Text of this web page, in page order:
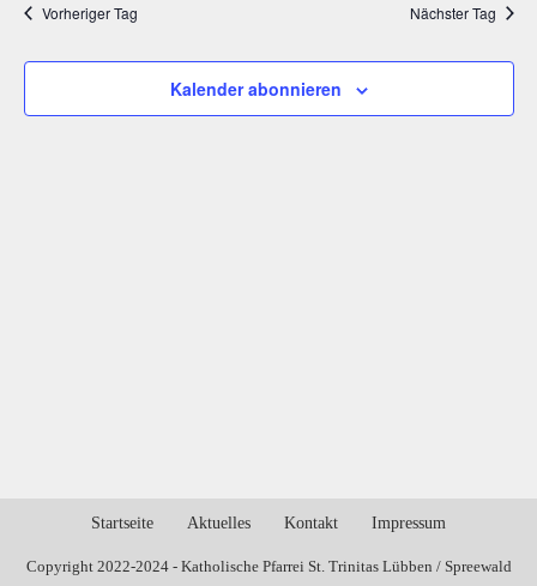
Vorheriger Tag Nächster Tag
Kalender abonnieren
Startseite Aktuelles Kontakt Impressum
Copyright 2022-2024 - Katholische Pfarrei St. Trinitas Lübben / Spreewald